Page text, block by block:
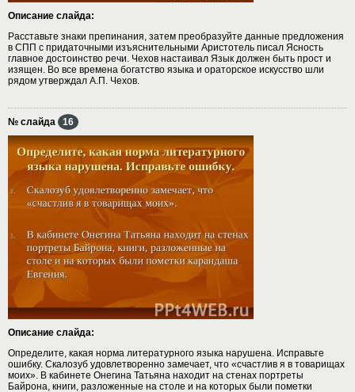
Описание слайда:
Расставьте знаки препинания, затем преобразуйте данные предложения
в СПП с придаточными изъяснительными Аристотель писал Ясность
главное достоинство речи. Чехов настаивал Язык должен быть прост и
изящен. Во все времена богатство языка и ораторское искусство шли
рядом утверждал А.П. Чехов.
№ слайда 16
Описание слайда:
Определите, какая норма литературного языка нарушена. Исправьте
ошибку. Скалозуб удовлетворенно замечает, что «счастлив я в товарищах
моих». В кабинете Онегина Татьяна находит на стенах портреты
Байрона, книги, разложенные на столе и на которых были пометки